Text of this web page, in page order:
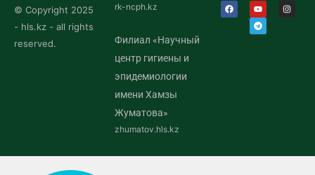
© Copyright 2025
- hls.kz - all rights
reserved.
rk-ncph.kz
Филиал «Научный
центр гигиены и
эпидемиологии
имени Хамзы
Жуматова»
zhumatov.hls.kz